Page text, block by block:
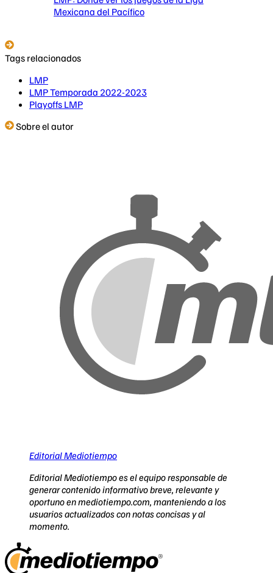
Mexicana del Pacífico
Tags relacionados
LMP
LMP Temporada 2022-2023
Playoffs LMP
Sobre el autor
Editorial Mediotiempo
Editorial Mediotiempo es el equipo responsable de
generar contenido informativo breve, relevante y
oportuno en mediotiempo.com, manteniendo a los
usuarios actualizados con notas concisas y al
momento.